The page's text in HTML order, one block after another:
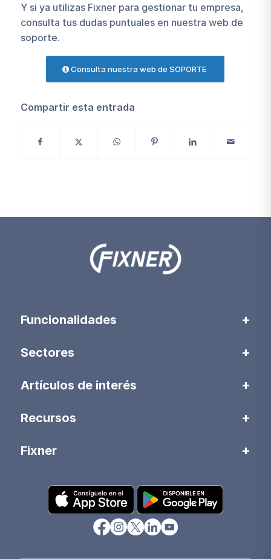
Y si ya utilizas Fixner para gestionar tu empresa,
consulta tus dudas puntuales en nuestra web de
soporte.
Consulta nuestra web de SOPORTE
Compartir esta entrada
Funcionalidades
Sectores
Artículos de interés
Recursos
Fixner